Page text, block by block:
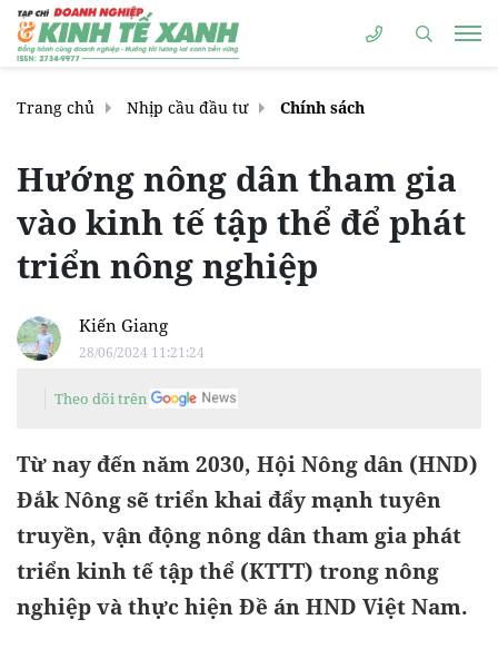
Trang chủ Nhịp cầu đầu tư Chính sách
Hướng nông dân tham gia
vào kinh tế tập thể để phát
triển nông nghiệp
Kiến Giang
28/06/2024 11:21:24
Theo dõi trên
Từ nay đến năm 2030, Hội Nông dân (HND)
Đắk Nông sẽ triển khai đẩy mạnh tuyên
truyền, vận động nông dân tham gia phát
triển kinh tế tập thể (KTTT) trong nông
nghiệp và thực hiện Đề án HND Việt Nam.